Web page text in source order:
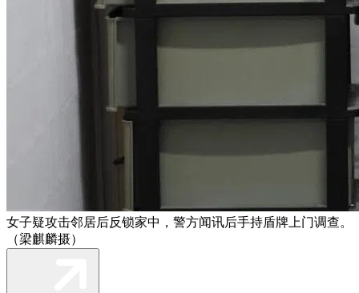
女子疑攻击邻居后反锁家中，警方闻讯后手持盾牌上门调查。
（梁麒麟摄）